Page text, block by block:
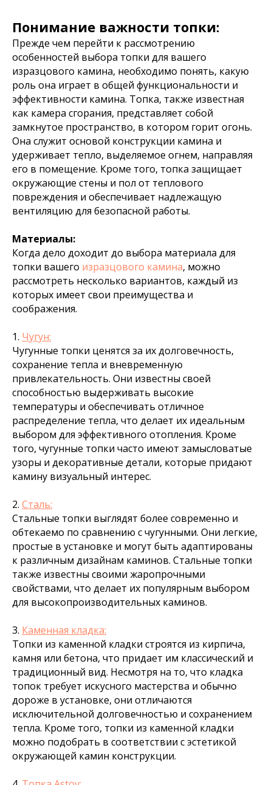
Понимание важности топки:
Прежде чем перейти к рассмотрению
особенностей выбора топки для вашего
изразцового камина, необходимо понять, какую
роль она играет в общей функциональности и
эффективности камина. Топка, также известная
как камера сгорания, представляет собой
замкнутое пространство, в котором горит огонь.
Она служит основой конструкции камина и
удерживает тепло, выделяемое огнем, направляя
его в помещение. Кроме того, топка защищает
окружающие стены и пол от теплового
повреждения и обеспечивает надлежащую
вентиляцию для безопасной работы.
Материалы:
Когда дело доходит до выбора материала для
топки вашего изразцового камина, можно
рассмотреть несколько вариантов, каждый из
которых имеет свои преимущества и
соображения.
1. Чугун:
Чугунные топки ценятся за их долговечность,
сохранение тепла и вневременную
привлекательность. Они известны своей
способностью выдерживать высокие
температуры и обеспечивать отличное
распределение тепла, что делает их идеальным
выбором для эффективного отопления. Кроме
того, чугунные топки часто имеют замысловатые
узоры и декоративные детали, которые придают
камину визуальный интерес.
2. Сталь:
Стальные топки выглядят более современно и
обтекаемо по сравнению с чугунными. Они легкие,
простые в установке и могут быть адаптированы
к различным дизайнам каминов. Стальные топки
также известны своими жаропрочными
свойствами, что делает их популярным выбором
для высокопроизводительных каминов.
3. Каменная кладка:
Топки из каменной кладки строятся из кирпича,
камня или бетона, что придает им классический и
традиционный вид. Несмотря на то, что кладка
топок требует искусного мастерства и обычно
дороже в установке, они отличаются
исключительной долговечностью и сохранением
тепла. Кроме того, топки из каменной кладки
можно подобрать в соответствии с эстетикой
окружающей камин конструкции.